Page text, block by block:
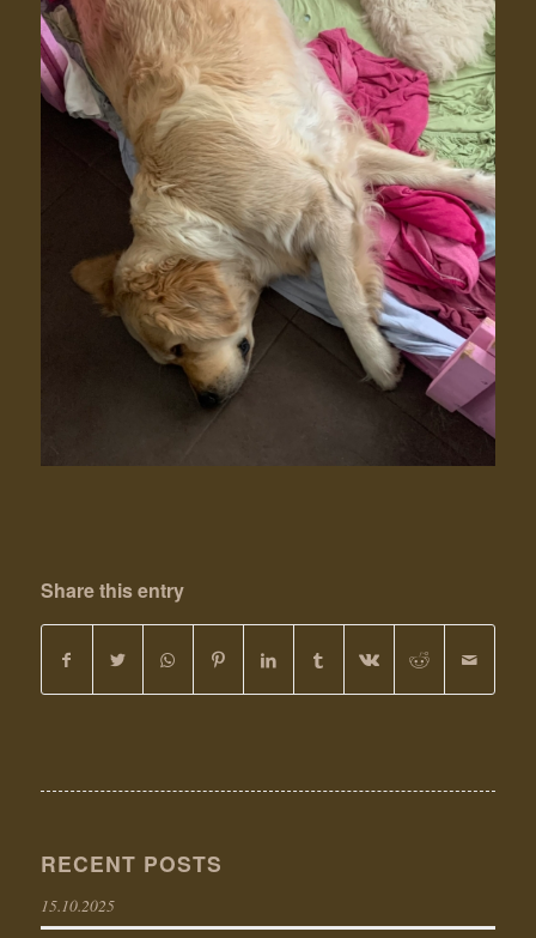
Share this entry
RECENT POSTS
15.10.2025